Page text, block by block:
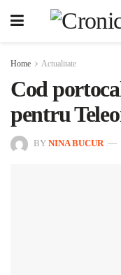
Home Actualitate
Cod
pentru
BY NINA BUCUR